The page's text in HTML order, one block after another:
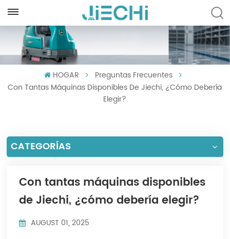
English
Français
Português
HOGAR
Preguntas Frecuentes
Con Tantas Máquinas Disponibles De Jiechi, ¿cómo Debería
Elegir?
CATEGORÍAS
Con tantas máquinas disponibles
de Jiechi, ¿cómo debería elegir?
AUGUST 01, 2025